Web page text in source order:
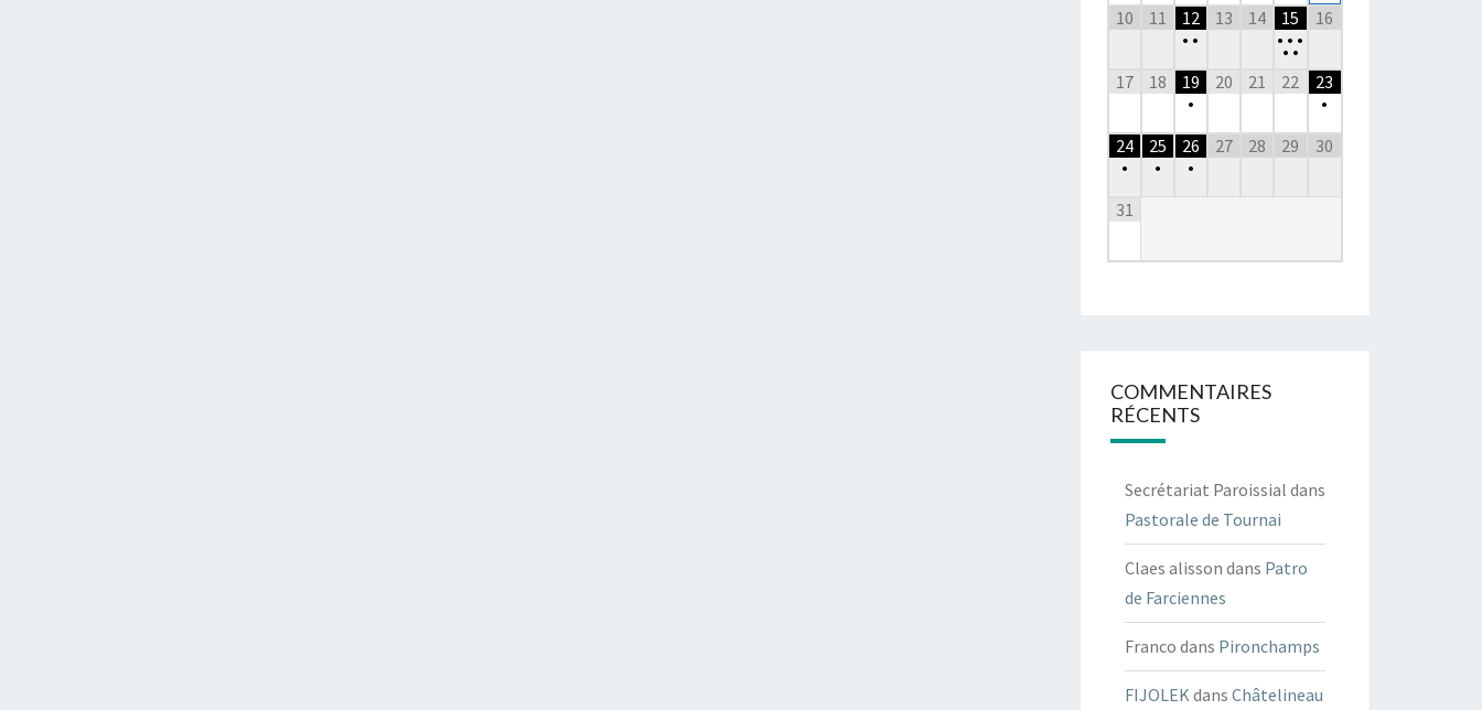
10 11
12
• •
13 14
15
• • •
••
16
17 18
19
•
20 21 22
23
•
24
•
25
•
26
•
27 28 29 30
31
COMMENTAIRES
RÉCENTS
Secrétariat Paroissial dans
Pastorale de Tournai
Claes alisson dans Patro
de Farciennes
Franco dans Pironchamps
FIJOLEK dans Châtelineau